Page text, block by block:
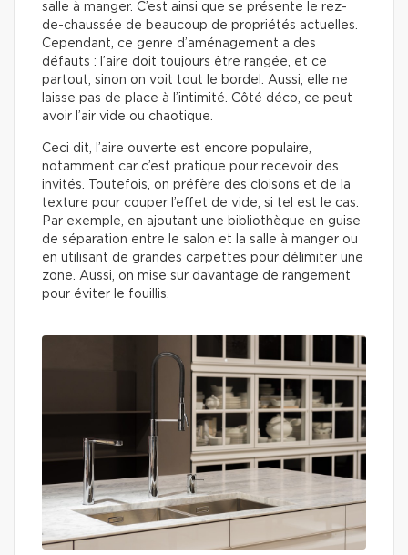
salle à manger. C’est ainsi que se présente le rez-
de-chaussée de beaucoup de propriétés actuelles.
Cependant, ce genre d’aménagement a des
défauts : l’aire doit toujours être rangée, et ce
partout, sinon on voit tout le bordel. Aussi, elle ne
laisse pas de place à l’intimité. Côté déco, ce peut
avoir l’air vide ou chaotique.
Ceci dit, l’aire ouverte est encore populaire,
notamment car c’est pratique pour recevoir des
invités. Toutefois, on préfère des cloisons et de la
texture pour couper l’effet de vide, si tel est le cas.
Par exemple, en ajoutant une bibliothèque en guise
de séparation entre le salon et la salle à manger ou
en utilisant de grandes carpettes pour délimiter une
zone. Aussi, on mise sur davantage de rangement
pour éviter le fouillis.